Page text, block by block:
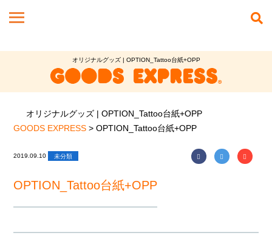
オリジナルグッズ | OPTION_Tattoo台紙+OPP
オリジナルグッズ | OPTION_Tattoo台紙+OPP
GOODS EXPRESS >OPTION_Tattoo台紙+OPP
2019.09.10 未分類
OPTION_Tattoo台紙+OPP